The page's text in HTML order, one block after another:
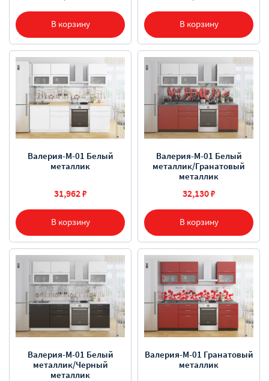
В корзину В корзину
В корзину
Валерия-М-01 Белый
металлик
31,962 ₽
В корзину
Валерия-М-01 Белый
металлик/Гранатовый
металлик
32,130 ₽
Валерия-М-01 Белый
металлик/Черный
металлик
Валерия-М-01 Гранатовый
металлик